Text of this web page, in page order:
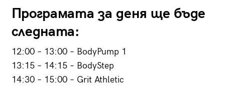
Програмата за деня ще бъде
следната:
12:00 – 13:00 – BodyPump 1
13:15 – 14:15 – BodyStep
14:30 – 15:00 – Grit Athletic